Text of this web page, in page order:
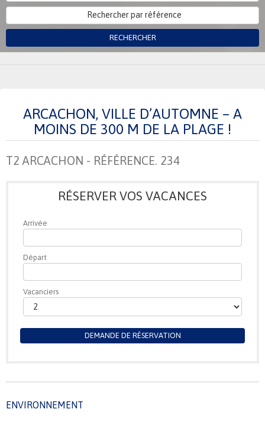
RECHERCHER
ARCACHON, VILLE D’AUTOMNE – A
MOINS DE 300 M DE LA PLAGE !
T2 ARCACHON - RÉFÉRENCE. 234
RÉSERVER VOS VACANCES
Arrivée
Départ
Vacanciers
DEMANDE DE RÉSERVATION
ENVIRONNEMENT